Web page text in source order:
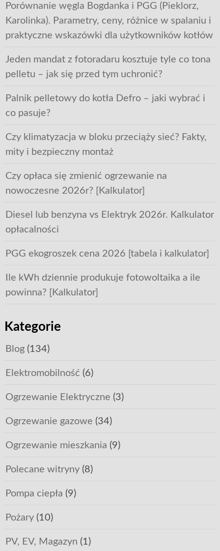
Porównanie węgla Bogdanka i PGG (Pieklorz,
Karolinka). Parametry, ceny, różnice w spalaniu i
praktyczne wskazówki dla użytkowników kotłów
Jeden mandat z fotoradaru kosztuje tyle co tona
pelletu – jak się przed tym uchronić?
Palnik pelletowy do kotła Defro – jaki wybrać i
co pasuje?
Czy klimatyzacja w bloku przeciąży sieć? Fakty,
mity i bezpieczny montaż
Czy opłaca się zmienić ogrzewanie na
nowoczesne 2026r? [Kalkulator]
Diesel lub benzyna vs Elektryk 2026r. Kalkulator
opłacalności
PGG ekogroszek cena 2026 [tabela i kalkulator]
Ile kWh dziennie produkuje fotowoltaika a ile
powinna? [Kalkulator]
Kategorie
Blog(134)
Elektromobilność (6)
Ogrzewanie Elektryczne (3)
Ogrzewanie gazowe (34)
Ogrzewanie mieszkania (9)
Polecane witryny(8)
Pompa ciepła (9)
Pożary(10)
PV, EV, Magazyn (1)